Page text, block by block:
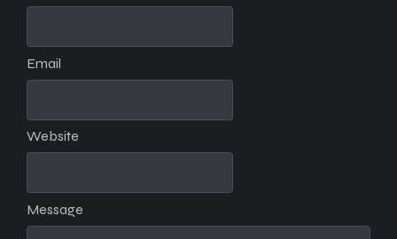
Message
Email
Website